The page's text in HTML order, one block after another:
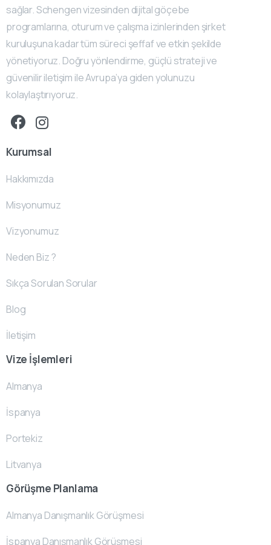
sağlar. Schengen vizesinden dijital göçebe
programlarına, oturum ve çalışma izinlerinden şirket
kuruluşuna kadar tüm süreci şeffaf ve etkin şekilde
yönetiyoruz. Doğru yönlendirme, güçlü strateji ve
güvenilir iletişim ile Avrupa’ya giden yolunuzu
kolaylaştırıyoruz.
Kurumsal
Hakkımızda
Misyonumuz
Vizyonumuz
Neden Biz ?
Sıkça Sorulan Sorular
Blog
İletişim
Vize İşlemleri
Almanya
İspanya
Portekiz
Litvanya
Görüşme Planlama
Almanya Danışmanlık Görüşmesi
İspanya Danışmanlık Görüşmesi